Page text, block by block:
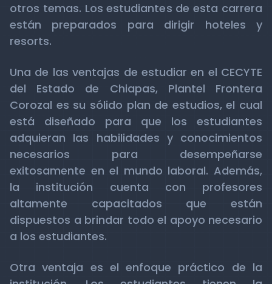
otros temas. Los estudiantes de esta carrera
están preparados para dirigir hoteles y
resorts.
Una de las ventajas de estudiar en el CECYTE
del Estado de Chiapas, Plantel Frontera
Corozal es su sólido plan de estudios, el cual
está diseñado para que los estudiantes
adquieran las habilidades y conocimientos
necesarios para desempeñarse
exitosamente en el mundo laboral. Además,
la institución cuenta con profesores
altamente capacitados que están
dispuestos a brindar todo el apoyo necesario
a los estudiantes.
Otra ventaja es el enfoque práctico de la